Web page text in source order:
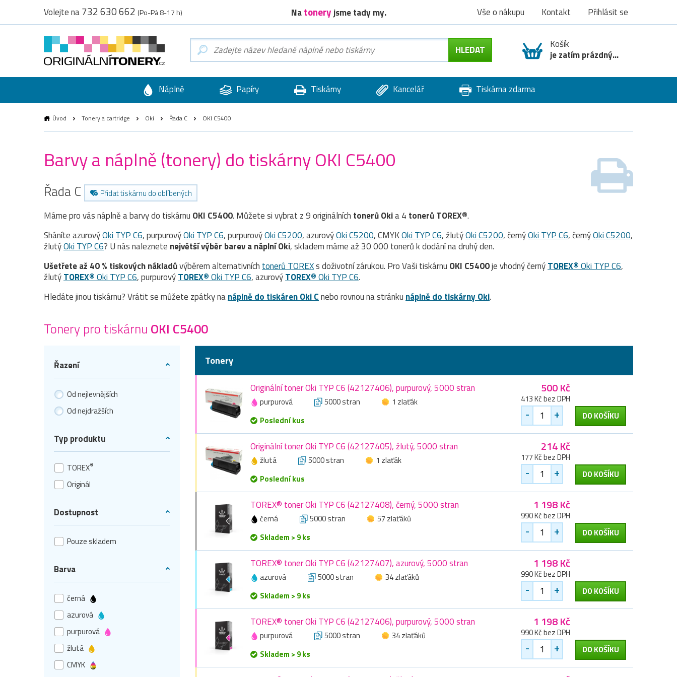
Volejte na732 630 662 (Po-Pá 8-17 h) Natoneryjsme tady my. Vše o nákupu Kontakt Přihlásit se
Košík
je zatím prázdný...
Náplně Papíry Tiskárny Kancelář Tiskárna zdarma
Úvod Tonery a cartridge Oki Řada C OKI C5400
Barvy a náplně (tonery) do tiskárny OKI C5400
Řada C Přidat tiskárnu do oblíbených
Máme pro vás náplně a barvy do tiskárnu OKI C5400. Můžete si vybrat z 9 originálních tonerůOkia 4 tonerů TOREX®.
Sháníte azurovýOki TYP C6, purpurovýOki TYP C6, purpurovýOki C5200, azurovýOki C5200, CMYKOki TYP C6, žlutýOki C5200, černýOki TYP C6, černýOki C5200,
žlutýOki TYP C6? U nás naleznete největší výběr barev a náplní Oki, skladem máme až 30 000 tonerů k dodání na druhý den.
Ušetřete až 40 % tiskových nákladůvýběrem alternativních tonerů TOREXs doživotní zárukou. Pro Vaši tiskárnu OKI C5400je vhodný černýTOREX®Oki TYP C6,
žlutýTOREX®Oki TYP C6, purpurovýTOREX®Oki TYP C6, azurovýTOREX®Oki TYP C6.
Hledáte jinou tiskárnu? Vrátit se můžete zpátky nanáplně do tiskáren Oki Cnebo rovnou na stránku náplně do tiskárny Oki.
Tonery pro tiskárnu OKI C5400
Řazení
Od nejlevnějších
Od nejdražších
Typ produktu
TOREX®
Originál
Dostupnost
Pouze skladem
Barva
černá
azurová
purpurová
žlutá
CMYK
Tonery
Originální toner Oki TYP C6 (42127406), purpurový, 5000 stran
purpurová 5000 stran
1 zlaťák
Poslední kus
500 Kč
413 Kč bez DPH
- + DO KOŠÍKU
Originální toner Oki TYP C6 (42127405), žlutý, 5000 stran
žlutá 5000 stran
1 zlaťák
Poslední kus
214 Kč
177 Kč bez DPH
- + DO KOŠÍKU
TOREX® toner Oki TYP C6 (42127408), černý, 5000 stran
černá 5000 stran
57 zlaťáků
Skladem > 9 ks
1 198 Kč
990 Kč bez DPH
- + DO KOŠÍKU
TOREX® toner Oki TYP C6 (42127407), azurový, 5000 stran
azurová 5000 stran
34 zlaťáků
Skladem > 9 ks
1 198 Kč
990 Kč bez DPH
- + DO KOŠÍKU
TOREX® toner Oki TYP C6 (42127406), purpurový, 5000 stran
purpurová 5000 stran
34 zlaťáků
Skladem > 9 ks
1 198 Kč
990 Kč bez DPH
- + DO KOŠÍKU